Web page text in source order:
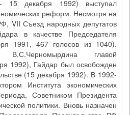
декабря 1992) выступал
реформ. Несмотря на
VII Съезд народных депутатов
в качестве Председателя
1991, 467 голосов из 1040).
В.С.Черномырдина главой
1992), Гайдар был освобожден
(15 декабря 1992). В 1992-
Института экономических
Советником Президента
политики. Вновь назначен